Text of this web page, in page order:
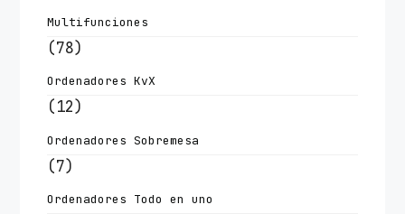
Multifunciones
(78)
Ordenadores KvX
(12)
Ordenadores Sobremesa
(7)
Ordenadores Todo en uno